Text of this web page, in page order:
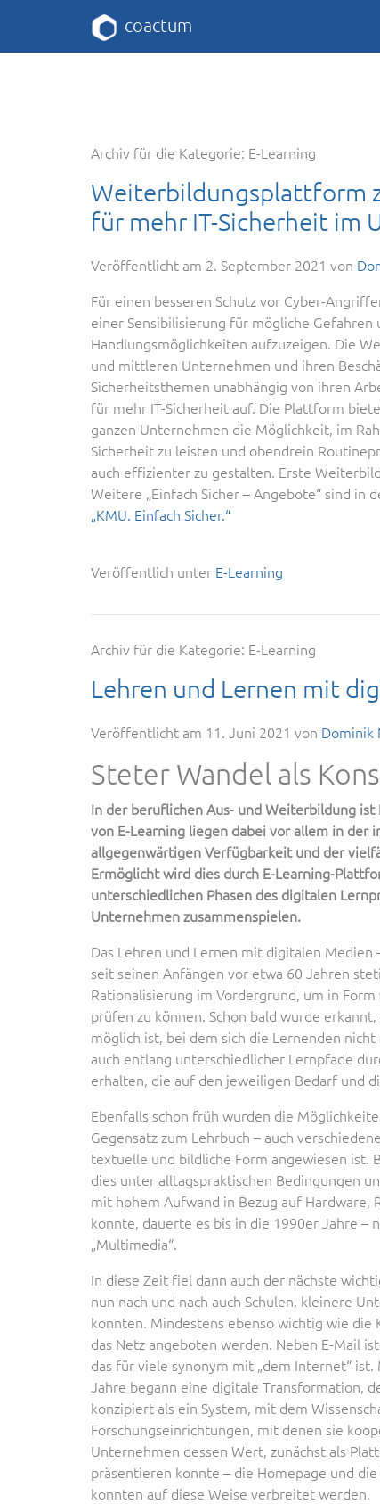
coactum
Archiv für die Kategorie: E-Learning
Weiterbildungsplattform
für mehr IT-Sicherheit im
Veröffentlicht am 2. September 2021 von
Für einen besseren Schutz vor Cyber-
einer Sensibilisierung für mögliche
Handlungsmöglichkeiten aufzuzeigen. Die
und mittleren Unternehmen und ihren
Sicherheitsthemen unabhängig von ihren
für mehr IT-Sicherheit auf. Die Plattform
ganzen Unternehmen die Möglichkeit, im
Sicherheit zu leisten und obendrein
auch effizienter zu gestalten. Erste
Weitere „Einfach Sicher – Angebote“ sind in
„KMU. Einfach Sicher.“
Veröffentlich unter E-Learning
Archiv für die Kategorie: E-Learning
Lehren und Lernen mit
Veröffentlicht am 11. Juni 2021 von Dominik
Steter Wandel als
In der beruflichen Aus- und Weiterbildung
von E-Learning liegen dabei vor allem in der
allgegenwärtigen Verfügbarkeit und der
Ermöglicht wird dies durch E-Learning-
unterschiedlichen Phasen des digitalen
Unternehmen zusammenspielen.
Das Lehren und Lernen mit digitalen
seit seinen Anfängen vor etwa 60 Jahren
Rationalisierung im Vordergrund, um in
prüfen zu können. Schon bald wurde
möglich ist, bei dem sich die Lernenden
auch entlang unterschiedlicher Lernpfade
erhalten, die auf den jeweiligen Bedarf und
Ebenfalls schon früh wurden die
Gegensatz zum Lehrbuch – auch
textuelle und bildliche Form angewiesen ist.
dies unter alltagspraktischen Bedingungen
mit hohem Aufwand in Bezug auf
konnte, dauerte es bis in die 1990er Jahre –
„Multimedia“.
In diese Zeit fiel dann auch der nächste
nun nach und nach auch Schulen, kleinere
konnten. Mindestens ebenso wichtig wie
das Netz angeboten werden. Neben E-Mail
das für viele synonym mit „dem Internet“
Jahre begann eine digitale Transformation,
konzipiert als ein System, mit dem
Forschungseinrichtungen, mit denen sie
Unternehmen dessen Wert, zunächst als
präsentieren konnte – die Homepage und
konnten auf diese Weise verbreitet werden.